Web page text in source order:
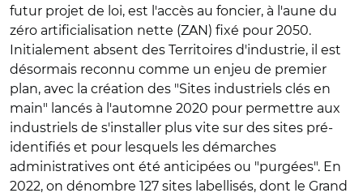
futur projet de loi, est l'accès au foncier, à l'aune du
zéro artificialisation nette (ZAN) fixé pour 2050.
Initialement absent des Territoires d'industrie, il est
désormais reconnu comme un enjeu de premier
plan, avec la création des "Sites industriels clés en
main" lancés à l'automne 2020 pour permettre aux
industriels de s'installer plus vite sur des sites pré-
identifiés et pour lesquels les démarches
administratives ont été anticipées ou "purgées". En
2022, on dénombre 127 sites labellisés, dont le Grand